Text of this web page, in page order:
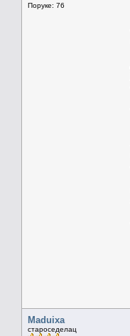
Поруке: 76
Maduixa
староседелац